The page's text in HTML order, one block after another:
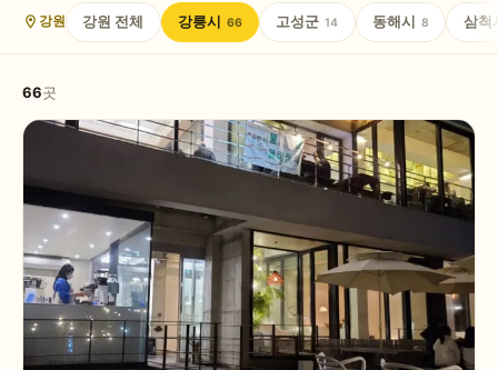
강원 강원 전체 강릉시 66 고성군 14 동해시 8 삼척
66곳